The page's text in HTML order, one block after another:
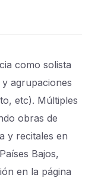
como solista
agrupaciones
etc). Múltiples
obras de
y recitales en
Bajos,
en la página